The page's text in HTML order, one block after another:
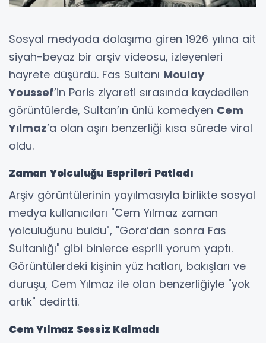
Sosyal medyada dolaşıma giren 1926 yılına ait
siyah-beyaz bir arşiv videosu, izleyenleri
hayrete düşürdü. Fas Sultanı Moulay
Youssef’in Paris ziyareti sırasında kaydedilen
görüntülerde, Sultan’ın ünlü komedyen Cem
Yılmaz’a olan aşırı benzerliği kısa sürede viral
oldu.
Zaman Yolculuğu Esprileri Patladı
Arşiv görüntülerinin yayılmasıyla birlikte sosyal
medya kullanıcıları "Cem Yılmaz zaman
yolculuğunu buldu", "Gora’dan sonra Fas
Sultanlığı" gibi binlerce esprili yorum yaptı.
Görüntülerdeki kişinin yüz hatları, bakışları ve
duruşu, Cem Yılmaz ile olan benzerliğiyle "yok
artık" dedirtti.
Cem Yılmaz Sessiz Kalmadı